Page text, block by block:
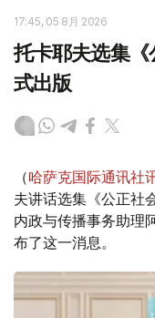
17:45, 05 8月 2026
托卡耶夫选集
式出版
（哈萨克国际通讯社
夫讲话选集《公正
内政与传播事务助理
布了这一消息。